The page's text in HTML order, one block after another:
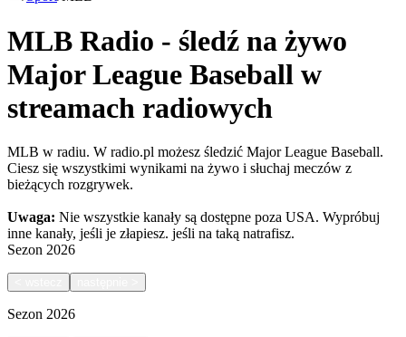
MLB Radio - śledź na żywo
Major League Baseball w
streamach radiowych
MLB w radiu. W radio.pl możesz śledzić Major League Baseball.
Ciesz się wszystkimi wynikami na żywo i słuchaj meczów z
bieżących rozgrywek.
Uwaga: Nie wszystkie kanały są dostępne poza USA. Wypróbuj
inne kanały, jeśli je złapiesz. jeśli na taką natrafisz.
Sezon 2026
Sezon 2026